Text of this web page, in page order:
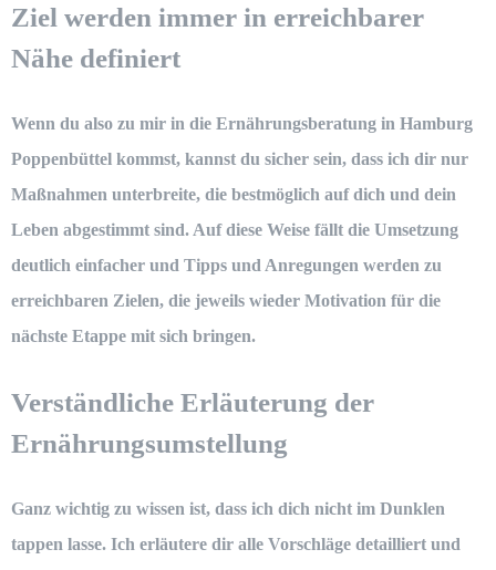
Ziel werden immer in erreichbarer
Nähe definiert
Wenn du also zu mir in die Ernährungsberatung in Hamburg
Poppenbüttel kommst, kannst du sicher sein, dass ich dir nur
Maßnahmen unterbreite, die bestmöglich auf dich und dein
Leben abgestimmt sind. Auf diese Weise fällt die Umsetzung
deutlich einfacher und Tipps und Anregungen werden zu
erreichbaren Zielen, die jeweils wieder Motivation für die
nächste Etappe mit sich bringen.
Verständliche Erläuterung der
Ernährungsumstellung
Ganz wichtig zu wissen ist, dass ich dich nicht im Dunklen
tappen lasse. Ich erläutere dir alle Vorschläge detailliert und